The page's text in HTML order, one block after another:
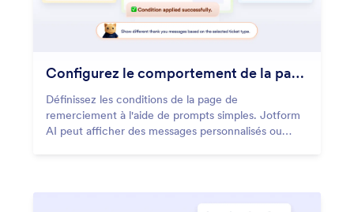
Configurez le comportement de la page de remerciement
Définissez les conditions de la page de
remerciement à l'aide de prompts simples. Jotform
AI peut afficher des messages personnalisés ou